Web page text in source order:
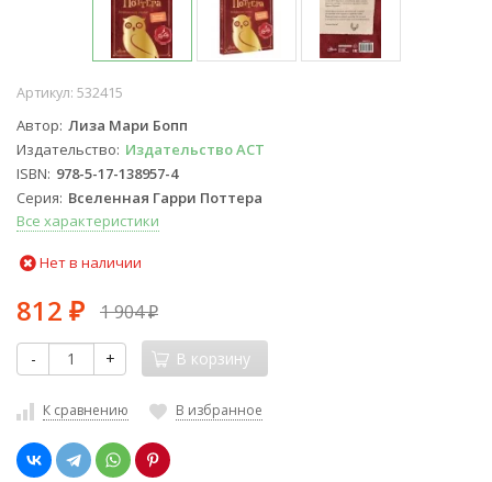
Артикул: 532415
Автор Лиза Мари Бопп
Издательство Издательство АСТ
ISBN 978-5-17-138957-4
Серия Вселенная Гарри Поттера
Все характеристики
Нет в наличии
812 ₽ 1 904₽
- + В корзину
К сравнению В избранное